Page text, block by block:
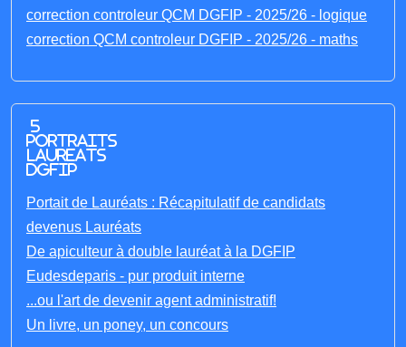
correction controleur QCM DGFIP - 2025/26 - logique
correction QCM controleur DGFIP - 2025/26 - maths
5
portraits
laureats
DGFIP
Portait de Lauréats : Récapitulatif de candidats
devenus Lauréats
De apiculteur à double lauréat à la DGFIP
Eudesdeparis - pur produit interne
...ou l'art de devenir agent administratif!
Un livre, un poney, un concours